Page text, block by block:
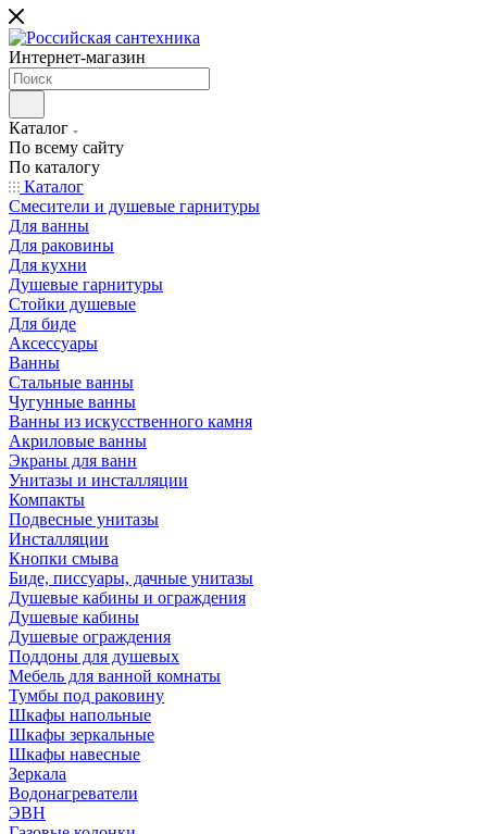
Интернет-магазин
Каталог
По всему сайту
По каталогу
Каталог
Смесители и душевые гарнитуры
Для ванны
Для раковины
Для кухни
Душевые гарнитуры
Стойки душевые
Для биде
Аксессуары
Ванны
Стальные ванны
Чугунные ванны
Ванны из искусственного камня
Акриловые ванны
Экраны для ванн
Унитазы и инсталляции
Компакты
Подвесные унитазы
Инсталляции
Кнопки смыва
Биде, писсуары, дачные унитазы
Душевые кабины и ограждения
Душевые кабины
Душевые ограждения
Поддоны для душевых
Мебель для ванной комнаты
Тумбы под раковину
Шкафы напольные
Шкафы зеркальные
Шкафы навесные
Зеркала
Водонагреватели
ЭВН